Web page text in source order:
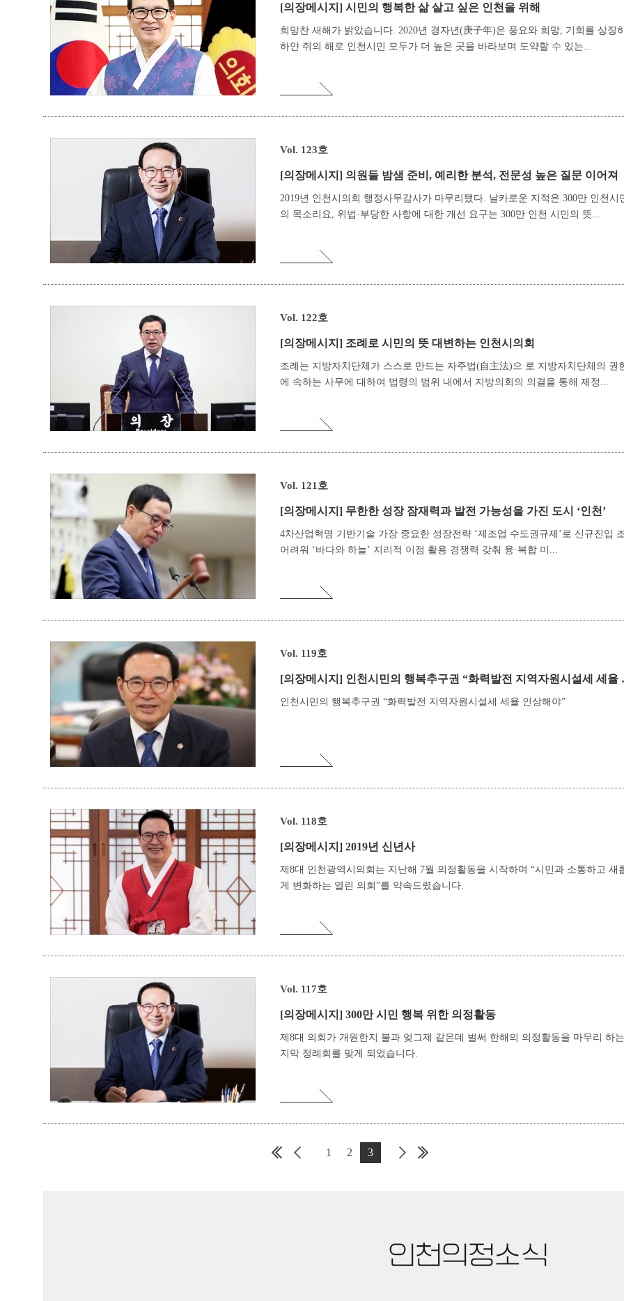
[의장메시지] 시민의 행복한 삶 살고 싶은 인천을 위해
희망찬 새해가 밝았습니다. 2020년 경자년(庚子年)은 풍요와 희망, 기회를 상징
하얀 쥐의 해로 인천시민 모두가 더 높은 곳을 바라보며 도약할 수 있는...
Vol. 123호
[의장메시지] 의원들 밤샘 준비, 예리한 분석, 전문성 높은 질문 이어져
2019년 인천시의회 행정사무감사가 마무리됐다. 날카로운 지적은 300만 인천시
의 목소리요, 위법·부당한 사항에 대한 개선 요구는 300만 인천 시민의 뜻...
Vol. 122호
[의장메시지] 조례로 시민의 뜻 대변하는 인천시의회
조례는 지방자치단체가 스스로 만드는 자주법(自主法)으 로 지방자치단체의 권
에 속하는 사무에 대하여 법령의 범위 내에서 지방의회의 의결을 통해 제정...
Vol. 121호
[의장메시지] 무한한 성장 잠재력과 발전 가능성을 가진 도시 ‘인천’
4차산업혁명 기반기술 가장 중요한 성장전략 ‘제조업 수도권규제’로 신규진입
어려워 ‘바다와 하늘’ 지리적 이점 활용 경쟁력 갖춰 융·복합 미...
Vol. 119호
[의장메시지] 인천시민의 행복추구권 “화력발전 지역자원시설세 세율 인상해야”
인천시민의 행복추구권 “화력발전 지역자원시설세 세율 인상해야”
Vol. 118호
[의장메시지] 2019년 신년사
제8대 인천광역시의회는 지난해 7월 의정활동을 시작하며 “시민과 소통하고 새
게 변화하는 열린 의회”를 약속드렸습니다.
Vol. 117호
[의장메시지] 300만 시민 행복 위한 의정활동
제8대 의회가 개원한지 불과 엊그제 같은데 벌써 한해의 의정활동을 마무리 하
지막 정례회를 맞게 되었습니다.
1 2 3